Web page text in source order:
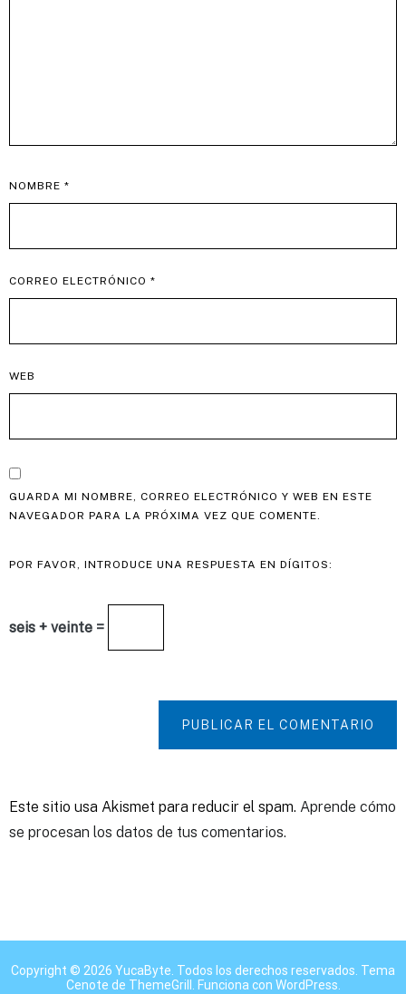
NOMBRE *
CORREO ELECTRÓNICO *
WEB
GUARDA MI NOMBRE, CORREO ELECTRÓNICO Y WEB EN ESTE
NAVEGADOR PARA LA PRÓXIMA VEZ QUE COMENTE.
POR FAVOR, INTRODUCE UNA RESPUESTA EN DÍGITOS:
seis + veinte =
PUBLICAR EL COMENTARIO
Este sitio usa Akismet para reducir el spam. Aprende cómo
se procesan los datos de tus comentarios.
Copyright © 2026 YucaByte . Todos los derechos reservados. Tema
Cenote de ThemeGrill. Funciona con WordPress